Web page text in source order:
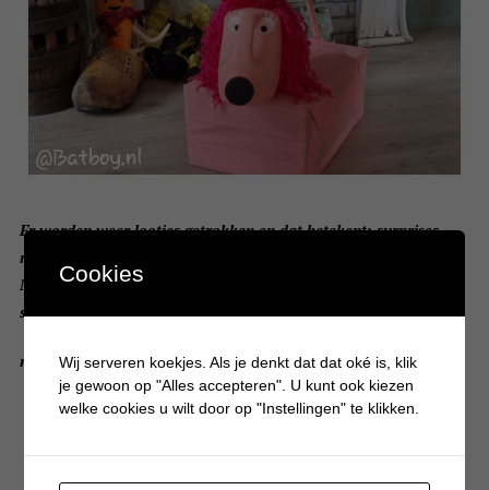
Er worden weer lootjes getrokken en dat betekent: surprises
maken! Ben jij opzoek naar een originele Sinterklaas surprise?
Maak dan deze super leuke roze poedel in slechts een paar
stappen.
read more
Cookies
Wij serveren koekjes. Als je denkt dat dat oké is, klik
je gewoon op "Alles accepteren". U kunt ook kiezen
welke cookies u wilt door op "Instellingen" te klikken.